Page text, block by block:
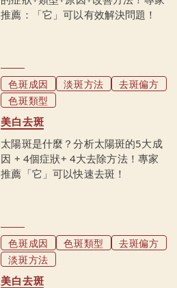
推薦：「它」可以有效解決問題！
色斑成因 淡斑方法
去斑偏方
色斑類型
美白去斑
太陽斑是什麼？分析太陽斑的5大成
因 + 4個症狀+ 4大去除方法！專家
推薦「它」可以快速去斑！
色斑成因 色斑類型
去斑偏方
淡斑方法
美白去斑